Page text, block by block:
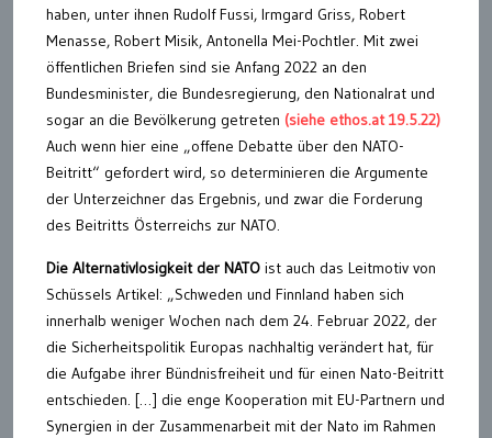
haben, unter ihnen Rudolf Fussi, Irmgard Griss, Robert
Menasse, Robert Misik, Antonella Mei-Pochtler. Mit zwei
öffentlichen Briefen sind sie Anfang 2022 an den
Bundesminister, die Bundesregierung, den Nationalrat und
sogar an die Bevölkerung getreten (siehe ethos.at 19.5.22)
Auch wenn hier eine „offene Debatte über den NATO-
Beitritt“ gefordert wird, so determinieren die Argumente
der Unterzeichner das Ergebnis, und zwar die Forderung
des Beitritts Österreichs zur NATO.
Die Alternativlosigkeit der NATO ist auch das Leitmotiv von
Schüssels Artikel: „Schweden und Finnland haben sich
innerhalb weniger Wochen nach dem 24. Februar 2022, der
die Sicherheitspolitik Europas nachhaltig verändert hat, für
die Aufgabe ihrer Bündnisfreiheit und für einen Nato-Beitritt
entschieden. […] die enge Kooperation mit EU-Partnern und
Synergien in der Zusammenarbeit mit der Nato im Rahmen